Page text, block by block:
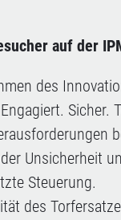
auf der
des
Unsicherheit
Steuerung.
des